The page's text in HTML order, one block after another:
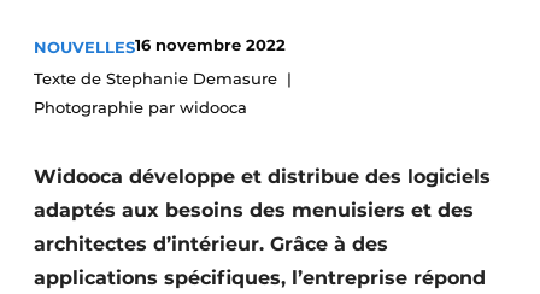
Privacy / Cookie statement
S’inscrire à l’événement
S’inscrire
Termes et conditions
Video’s
NOUVELLES16 novembre 2022
Texte de Stephanie Demasure
Photographie par widooca
Widooca développe et distribue des logiciels
adaptés aux besoins des menuisiers et des
architectes d’intérieur. Grâce à des
applications spécifiques, l’entreprise répond